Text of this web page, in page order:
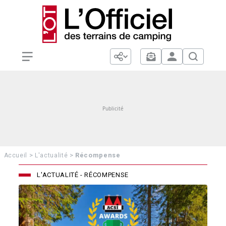
Accueil > L'actualité > Récompense
L'ACTUALITÉ - RÉCOMPENSE